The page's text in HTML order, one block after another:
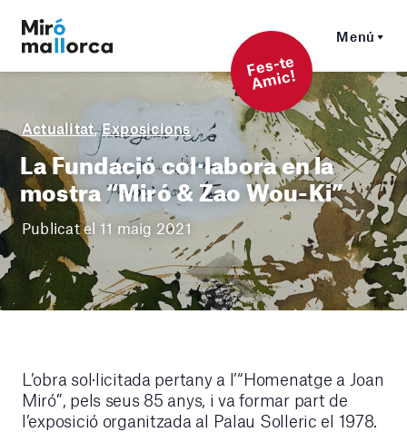
Menú
F
es-t
e
A
mi
c!
Actualitat,Exposicions
La Fundació col·labora en la
mostra “Miró & Zao Wou-Ki”
Publicat el 11 maig 2021
L’obra sol·licitada pertany a l’“Homenatge a Joan
Miró”, pels seus 85 anys, i va formar part de
l’exposició organitzada al Palau Solleric el 1978.